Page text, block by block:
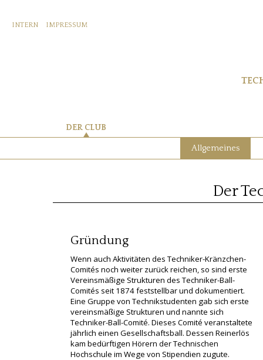
INTERN IMPRESSUM
DER CLUB
Allgemeines
Der
Gründung
Wenn auch Aktivitäten des Techniker-Kränzchen-
Comités noch weiter zurück reichen, so sind erste
Vereinsmäßige Strukturen des Techniker-Ball-
Comités seit 1874 feststellbar und dokumentiert.
Eine Gruppe von Technikstudenten gab sich erste
vereinsmäßige Strukturen und nannte sich
Techniker-Ball-Comité. Dieses Comité veranstaltete
jährlich einen Gesellschaftsball. Dessen Reinerlös
kam bedürftigen Hörern der Technischen
Hochschule im Wege von Stipendien zugute.